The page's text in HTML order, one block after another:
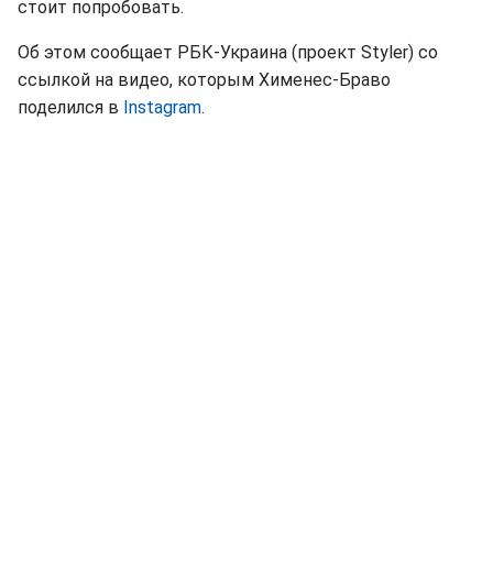
стоит попробовать.
Об этом сообщает РБК-Украина (проект Styler) со
ссылкой на видео, которым Хименес-Браво
поделился в Instagram.